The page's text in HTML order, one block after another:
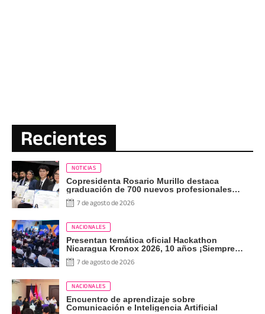
Recientes
NOTICIAS
Copresidenta Rosario Murillo destaca
graduación de 700 nuevos profesionales
Pueblo Presidente
7 de agosto de 2026
NACIONALES
Presentan temática oficial Hackathon
Nicaragua Kronox 2026, 10 años ¡Siempre
Más Allá!
7 de agosto de 2026
NACIONALES
Encuentro de aprendizaje sobre
Comunicación e Inteligencia Artificial